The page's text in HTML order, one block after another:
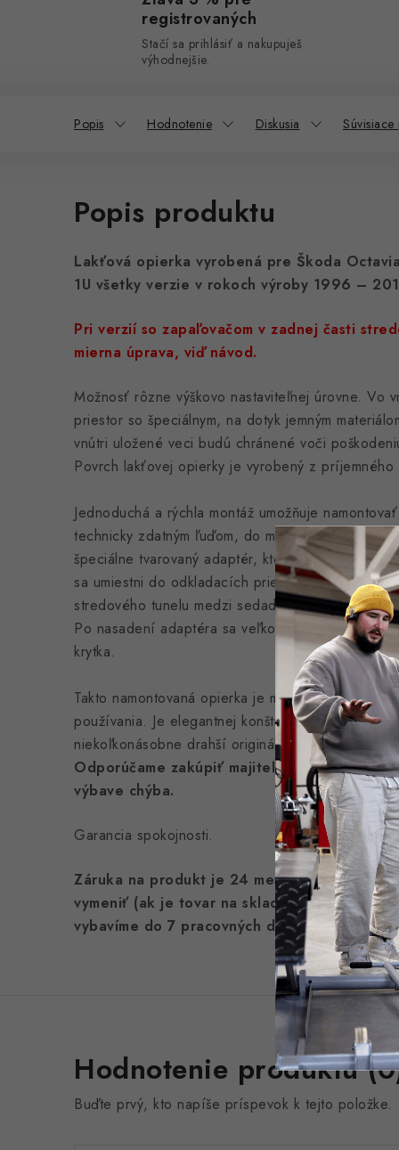
registrovaných
Stačí sa prihlásiť a nakupuješ
výhodnejšie.
Popis Hodnotenie Diskusia
Popis produktu
Lakťová opierka vyrobená pre Škoda
1U všetky verzie v rokoch výroby 1996 –
Pri verzií so zapaľovačom v zadnej časti
mierna úprava, viď návod.
Možnosť rôzne výškovo nastaviteľnej úrovne. Vo
priestor so špeciálnym, na dotyk jemným
vnútri uložené veci budú chránené voči
Povrch lakťovej opierky je vyrobený z príjemného
Jednoduchá a rýchla montáž umožňuje
technicky zdatným ľuďom, do miesta
špeciálne tvarovaný adaptér, ktorý sedí len do
sa umiestni do odkladacích priestorov
stredového tunelu medzi sedadlami a skrutkami
Po nasadení adaptéra sa veľkou skrutkou uchytí
krytka.
Takto namontovaná opierka je mimoriadne
používania. Je elegantnej konštrukcie a
niekoľkonásobne drahší originálny diel.
Odporúčame zakúpiť majiteľom áut, v
výbave chýba.
Garancia spokojnosti.
Záruka na produkt je 24 mesiacov. V
vymeniť (ak je tovar na sklade) no v prípade
vybavíme do 7 pracovných dní.
Hodnotenie produktu
Buďte prvý, kto napíše príspevok k tejto položke.